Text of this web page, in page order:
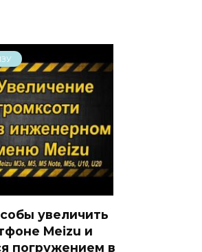
увеличить
Meizu и
погружением в